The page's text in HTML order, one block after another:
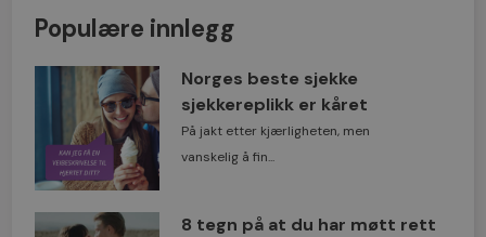
Populære innlegg
Norges beste sjekke
sjekkereplikk er kåret
På jakt etter kjærligheten, men
vanskelig å fin...
8 tegn på at du har møtt rett